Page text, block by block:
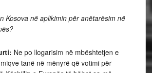
Kosova në aplikimin për anëtarësim në
Ne po llogarisim në mbështetjen e
tanë në mënyrë që votimi për